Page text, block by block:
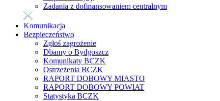
Zadania z dofinansowaniem centralnym
Komunikacja
Bezpieczeństwo
Zgłoś zagrożenie
Dbamy o Bydgoszcz
Komunikaty BCZK
Ostrzeżenia BCZK
RAPORT DOBOWY MIASTO
RAPORT DOBOWY POWIAT
Statystyka BCZK